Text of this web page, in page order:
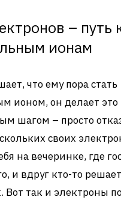
– путь
ионам
что ему пора стать
ионом, он делает
шагом – просто
своих
на вечеринке, где
и вдруг кто-то
Вот так и электроны